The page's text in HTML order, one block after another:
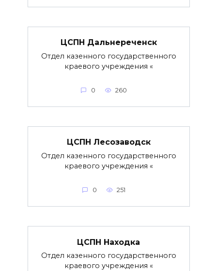
ЦСПН Дальнереченск
Отдел казенного государственного
краевого учреждения «
0 260
ЦСПН Лесозаводск
Отдел казенного государственного
краевого учреждения «
0 251
ЦСПН Находка
Отдел казенного государственного
краевого учреждения «